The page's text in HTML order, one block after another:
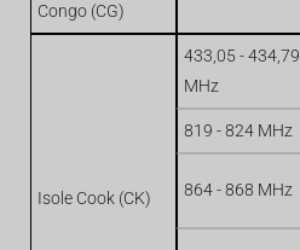
Congo (CG)
Isole Cook (CK)
433,05 - 434,79
MHz
819 - 824 MHz
864 - 868 MHz